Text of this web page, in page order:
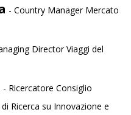
- Country Manager Mercato
Director Viaggi del
- Ricercatore Consiglio
Ricerca su Innovazione e